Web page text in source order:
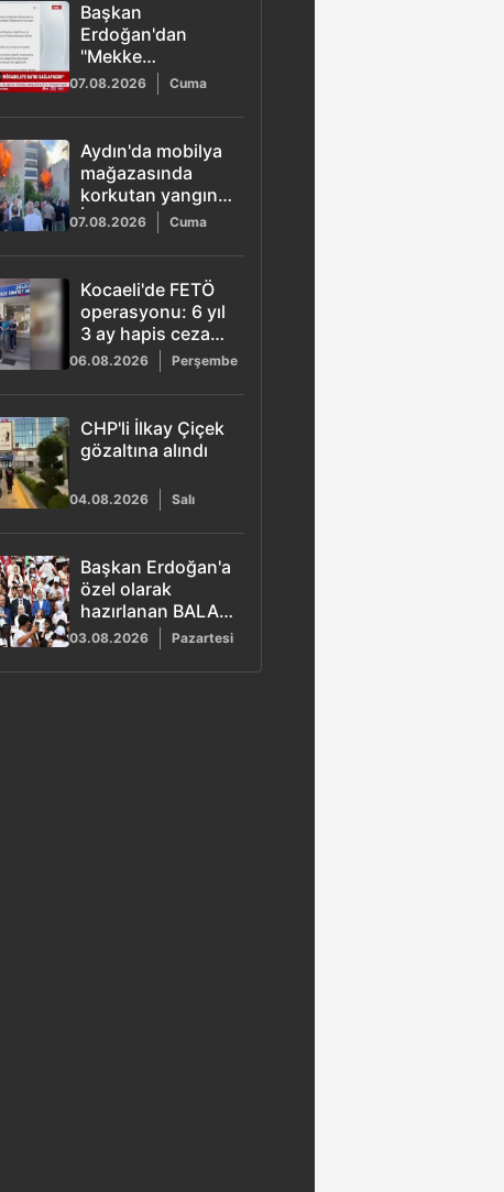
Başkan
Erdoğan'dan
''Mekke
Anlaşması''
açıklaması
07.08.2026 Cuma
Aydın'da mobilya
mağazasında
korkutan yangın:
İtfaiye ekipleri 2
saatte kontrol
altına aldı
07.08.2026 Cuma
Kocaeli'de FETÖ
operasyonu: 6 yıl
3 ay hapis cezası
bulunan ihraç
kıdemli albay
yakalandı
06.08.2026 Perşembe
CHP'li İlkay Çiçek
gözaltına alındı
04.08.2026 Salı
Başkan Erdoğan'a
özel olarak
hazırlanan BALA
şarkısı yayımlandı
03.08.2026 Pazartesi